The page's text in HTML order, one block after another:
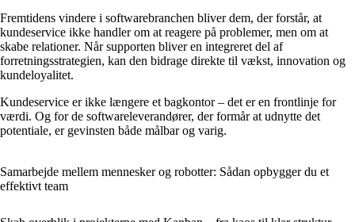
Fremtidens vindere i softwarebranchen bliver dem, der forstår, at
kundeservice ikke handler om at reagere på problemer, men om at
skabe relationer. Når supporten bliver en integreret del af
forretningsstrategien, kan den bidrage direkte til vækst, innovation og
kundeloyalitet.
Kundeservice er ikke længere et bagkontor – det er en frontlinje for
værdi. Og for de softwareleverandører, der formår at udnytte det
potentiale, er gevinsten både målbar og varig.
Samarbejde mellem mennesker og robotter: Sådan opbygger du et
effektivt team